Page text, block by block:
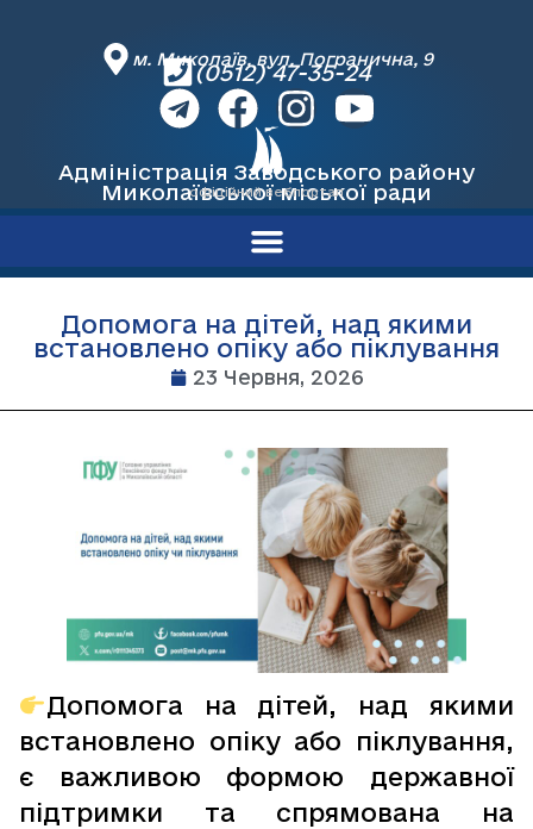
м. Миколаїв, вул. Погранична, 9
(0512) 47-35-24
Адміністрація Заводського району
Миколаївської міської ради
офіційний вебпортал
Допомога на дітей, над якими
встановлено опіку або піклування
23 Червня, 2026
Допомога на дітей, над якими
встановлено опіку або піклування,
є важливою формою державної
підтримки та спрямована на